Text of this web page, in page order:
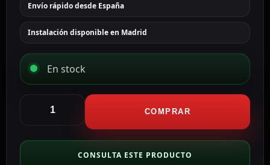
Envío rápido desde España
Instalación disponible en Madrid
En stock
acceso
COMPRAR
CONSULTA ESTE PRODUCTO